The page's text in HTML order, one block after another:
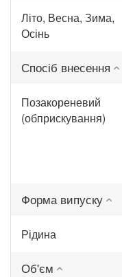
Літо, Весна, Зима,
Осінь
Спосіб внесення
Позакореневий
(обприскування)
Форма випуску
Рідина
Об'єм